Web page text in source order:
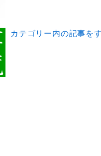
カテゴリー内の記事を